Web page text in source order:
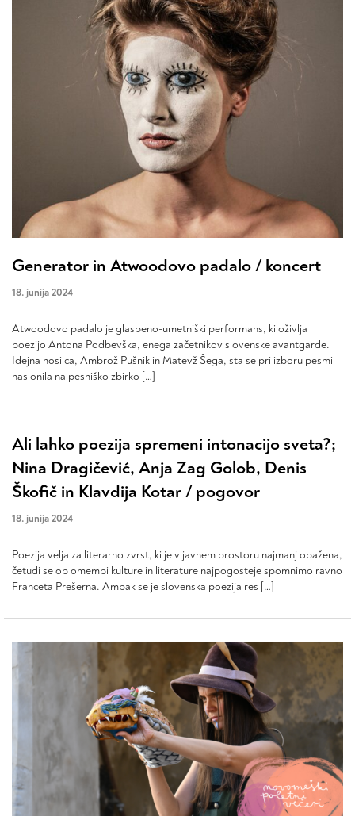
Generator in Atwoodovo padalo / koncert
18. junija 2024
Atwoodovo padalo je glasbeno-umetniški performans, ki oživlja
poezijo Antona Podbevška, enega začetnikov slovenske avantgarde.
Idejna nosilca, Ambrož Pušnik in Matevž Šega, sta se pri izboru pesmi
naslonila na pesniško zbirko […]
Ali lahko poezija spremeni intonacijo sveta?;
Nina Dragičević, Anja Zag Golob, Denis
Škofič in Klavdija Kotar / pogovor
18. junija 2024
Poezija velja za literarno zvrst, ki je v javnem prostoru najmanj opažena,
četudi se ob omembi kulture in literature najpogosteje spomnimo ravno
Franceta Prešerna. Ampak se je slovenska poezija res […]